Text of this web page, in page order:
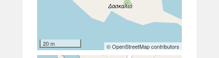
20 m © OpenStreetMap contributors